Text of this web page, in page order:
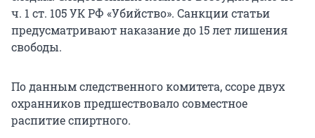
ч. 1 ст. 105 УК РФ «Убийство». Санкции статьи
предусматривают наказание до 15 лет лишения
свободы.
По данным следственного комитета, ссоре двух
охранников предшествовало совместное
распитие спиртного.